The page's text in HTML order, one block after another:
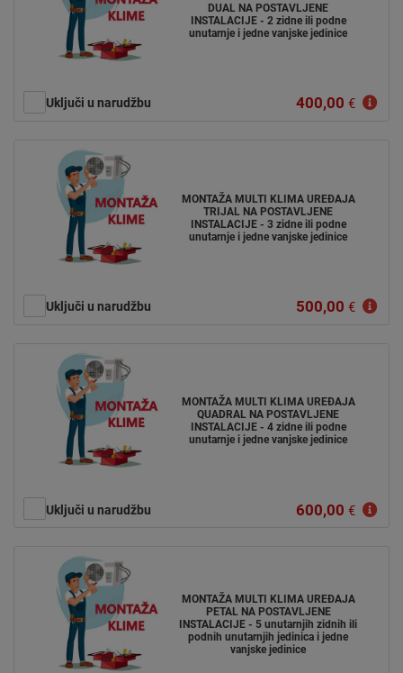
DUAL NA POSTAVLJENE
INSTALACIJE - 2 zidne ili podne
unutarnje i jedne vanjske jedinice
Uključi u narudžbu 400,00 €
MONTAŽA MULTI KLIMA UREĐAJA
TRIJAL NA POSTAVLJENE
INSTALACIJE - 3 zidne ili podne
unutarnje i jedne vanjske jedinice
Uključi u narudžbu 500,00 €
MONTAŽA MULTI KLIMA UREĐAJA
QUADRAL NA POSTAVLJENE
INSTALACIJE - 4 zidne ili podne
unutarnje i jedne vanjske jedinice
Uključi u narudžbu 600,00 €
MONTAŽA MULTI KLIMA UREĐAJA
PETAL NA POSTAVLJENE
INSTALACIJE - 5 unutarnjih zidnih ili
podnih unutarnjih jedinica i jedne
vanjske jedinice